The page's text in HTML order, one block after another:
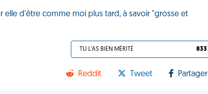
d'être comme moi plus tard, à savoir "grosse et
TU L'AS BIEN MÉRITÉ 833
Reddit Tweet Partager